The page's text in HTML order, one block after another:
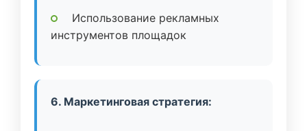
Использование рекламных
инструментов площадок
6. Маркетинговая стратегия: